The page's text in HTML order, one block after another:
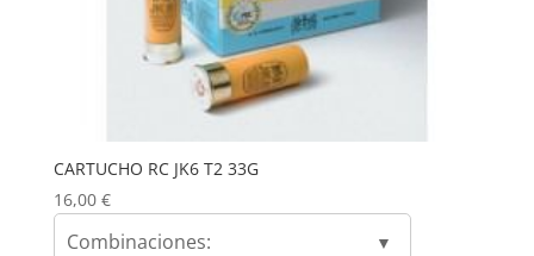
CARTUCHO RC JK6 T2 33G
16,00 €
Combinaciones: